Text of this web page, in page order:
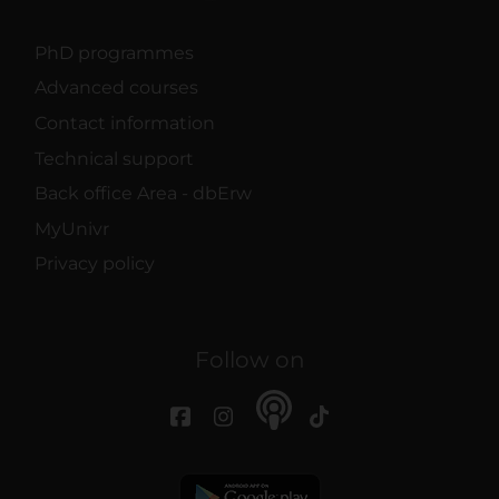
PhD programmes
Advanced courses
Contact information
Technical support
Back office Area - dbErw
MyUnivr
Privacy policy
Follow on